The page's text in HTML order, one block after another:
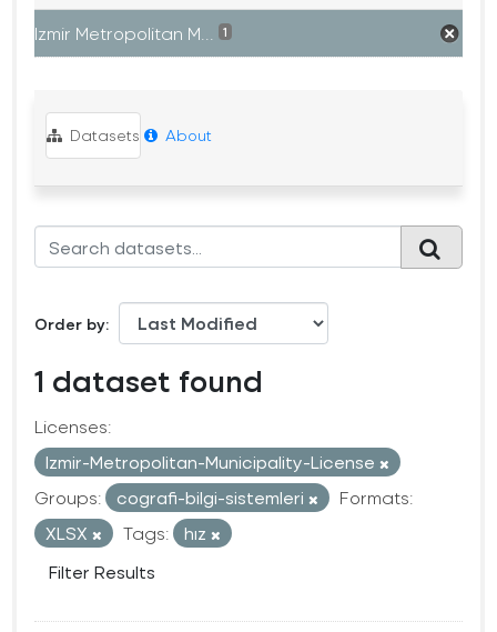
Izmir Metropolitan M... 1
Datasets About
Order by
1 dataset found
Licenses:
Izmir-Metropolitan-Municipality-License
Groups:
cografi-bilgi-sistemleri
Formats:
XLSX
Tags:
hız
Filter Results